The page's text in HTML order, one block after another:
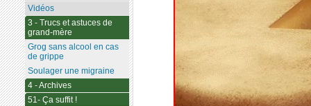
Vidéos
3 - Trucs et astuces de
grand-mère
Grog sans alcool en cas
de grippe
Soulager une migraine
4 - Archives
51- Ça suffit !